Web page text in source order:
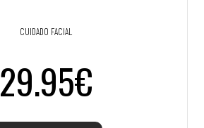
CUIDADO FACIAL
29.95€